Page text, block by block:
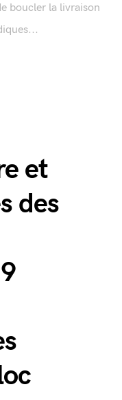
boucler la livraison
et
des